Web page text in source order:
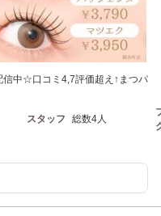
信中☆口コミ4,7評価超え↑まつパ
スタッフ 総数4人